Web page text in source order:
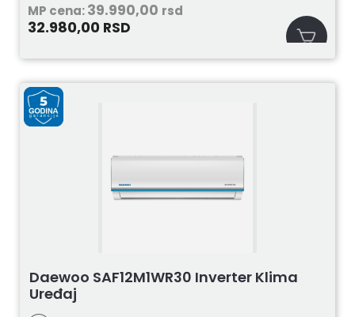
MP cena:39.990,00 rsd
32.980,00 RSD
Daewoo SAF12M1WR30 Inverter Klima
Uređaj